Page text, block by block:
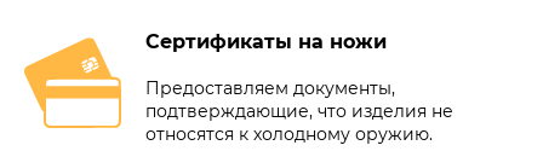
Сертификаты на ножи
Предоставляем документы,
подтверждающие, что изделия не
относятся к холодному оружию.